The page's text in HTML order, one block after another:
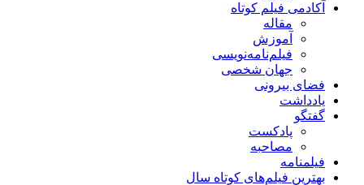
آکادمی فیلم کوتاه
مقاله
آموزش
فیلم‌نامه‌نویسی
جهان شخصی
فضای بیرونی
یادداشت
گفتگو
پادکست
مصاحبه
فیلمنامه
بهترین فیلم‌های کوتاه سال